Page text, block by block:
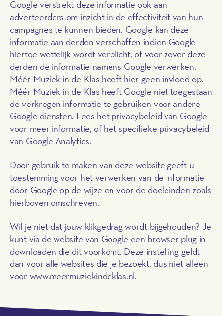
Google verstrekt deze informatie ook aan
adverteerders om inzicht in de effectiviteit van hun
campagnes te kunnen bieden. Google kan deze
informatie aan derden verschaffen indien Google
hiertoe wettelijk wordt verplicht, of voor zover deze
derden de informatie namens Google verwerken.
Méér Muziek in de Klas heeft hier geen invloed op.
Méér Muziek in de Klas heeft Google niet toegestaan
de verkregen informatie te gebruiken voor andere
Google diensten. Lees het privacybeleid van Google
voor meer informatie, of het specifieke privacybeleid
van Google Analytics.
Door gebruik te maken van deze website geeft u
toestemming voor het verwerken van de informatie
door Google op de wijze en voor de doeleinden zoals
hierboven omschreven.
Wil je niet dat jouw klikgedrag wordt bijgehouden? Je
kunt via de website van Google een browser plug-in
downloaden die dit voorkomt. Deze instelling geldt
dan voor alle websites die je bezoekt, dus niet alleen
voor www.meermuziekindeklas.nl.